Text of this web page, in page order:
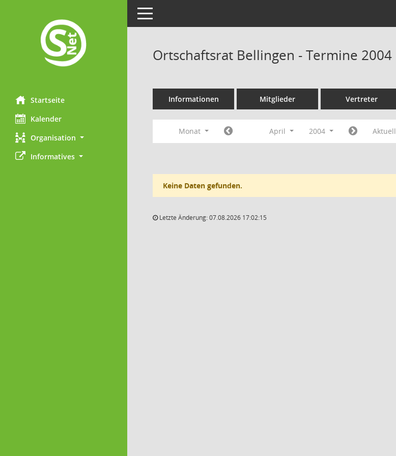
Startseite
Kalender
Organisation
Informatives
Toggle navigation
Ortschaftsrat Bellingen - Termine 2004
Informationen Mitglieder Vertreter
Monat April 2004 Aktuell
Keine Daten gefunden.
Letzte Änderung: 07.08.2026 17:02:15